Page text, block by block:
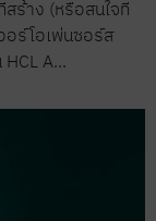
ร้าง (หรือสนใจที่
อร์โอเพ่นซอร์ส
A...